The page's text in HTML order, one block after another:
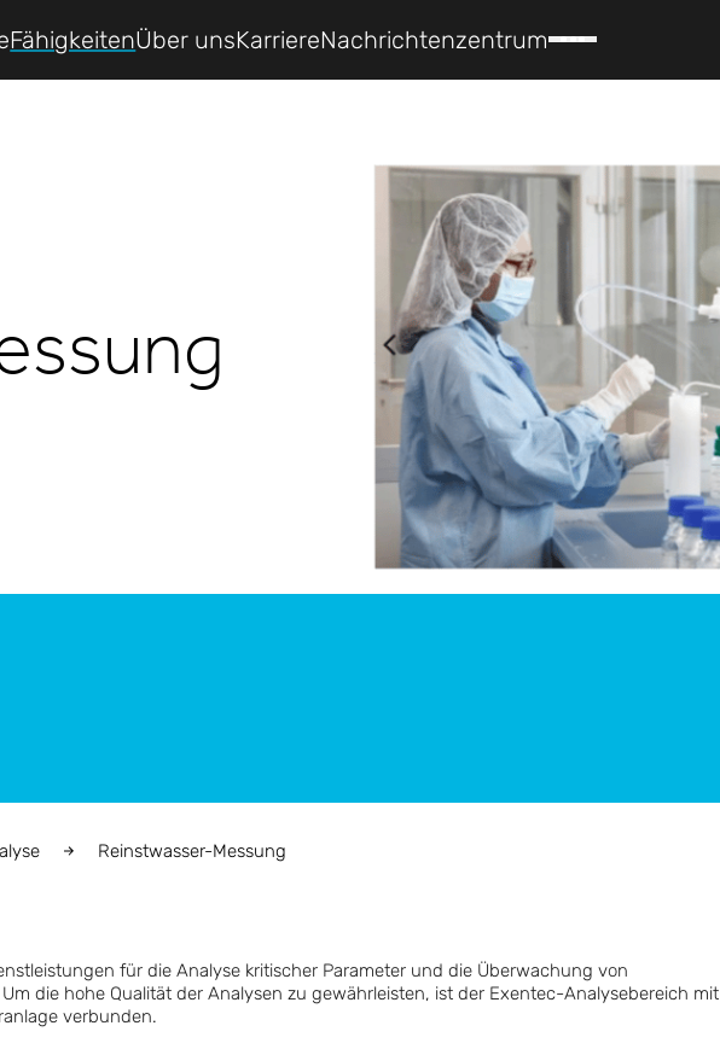
FähigkeitenÜber unsKarriereNachrichtenzentrum
Reinstwasser-Messung
für die Analyse kritischer Parameter und die Überwachung von
die hohe Qualität der Analysen zu gewährleisten, ist der Exentec-Analysebereich mit
verbunden.